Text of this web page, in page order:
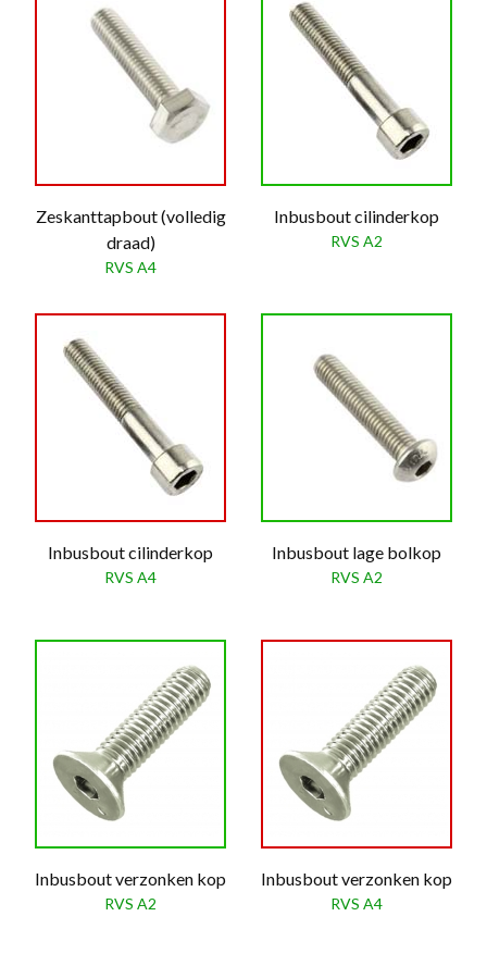
Zeskanttapbout (volledig
draad)
RVS A4
Inbusbout cilinderkop
RVS A2
Inbusbout cilinderkop
RVS A4
Inbusbout lage bolkop
RVS A2
Inbusbout verzonken kop
RVS A2
Inbusbout verzonken kop
RVS A4